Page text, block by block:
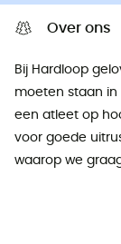
Over ons
Bij Hardloop
moeten staan ​​in
een atleet op
voor goede
waarop we